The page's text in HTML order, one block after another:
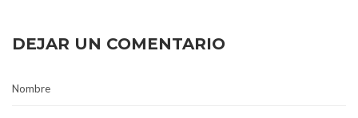
DEJAR UN COMENTARIO
Nombre